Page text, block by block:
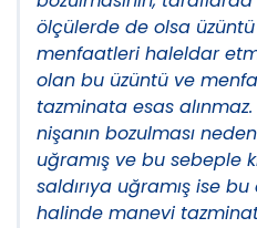
ölçülerde de olsa
menfaatleri haleldar
olan bu üzüntü ve
tazminata esas
nişanın bozulması
uğramış ve bu sebeple
saldırıya uğramış ise
halinde manevi